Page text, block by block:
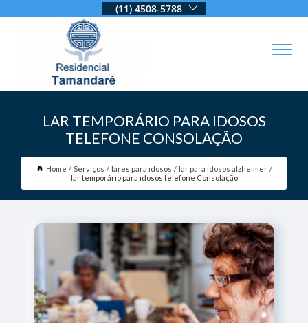
(11) 4508-5788
LAR TEMPORÁRIO PARA IDOSOS
TELEFONE CONSOLAÇÃO
Home Serviços lares para idosos
lar para idosos alzheimer
lar temporário para idosos telefone Consolação